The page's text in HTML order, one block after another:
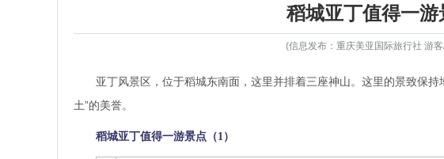
稻城亚丁值得一游
(信息发布：重庆美亚国际旅行社 游
亚丁风景区，位于稻城东南面，这里并排着三座神山。这里的景致保
土”的美誉。
稻城亚丁值得一游景点（1）